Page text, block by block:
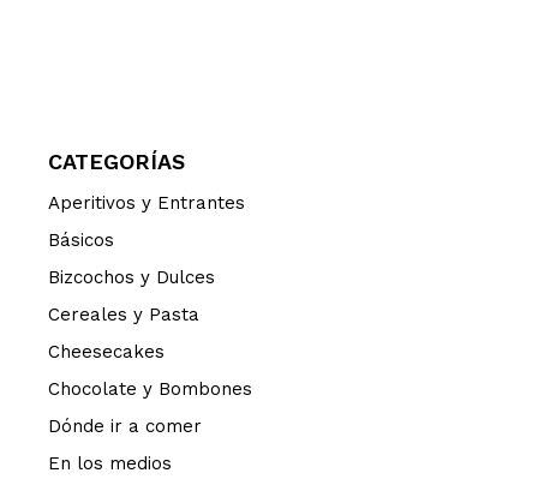
CATEGORÍAS
Aperitivos y Entrantes
Básicos
Bizcochos y Dulces
Cereales y Pasta
Cheesecakes
Chocolate y Bombones
Dónde ir a comer
En los medios